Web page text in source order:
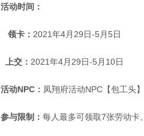
活动时间：
领卡： 2021年4月29日-5月5日
上交： 2021年4月29日-5月10日
活动NPC ： 凤翔府活动NPC【包工头】
参与限制： 每人最多可领取7张劳动卡。